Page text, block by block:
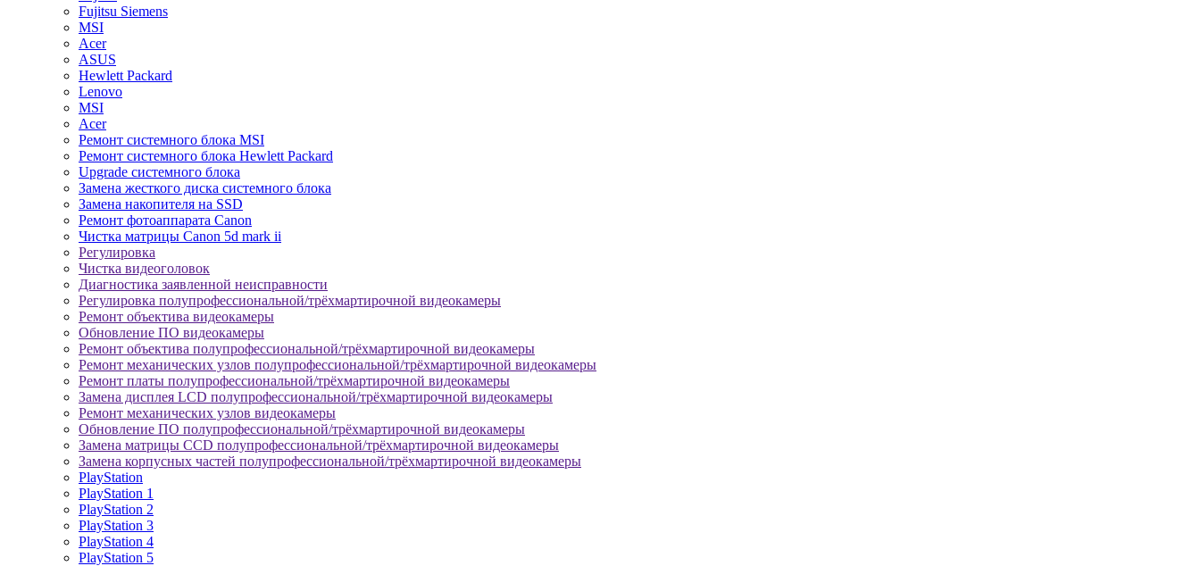
Fujitsu Siemens
MSI
Acer
ASUS
Hewlett Packard
Lenovo
MSI
Acer
Ремонт системного блока MSI
Ремонт системного блока Hewlett Packard
Upgrade системного блока
Замена жесткого диска системного блока
Замена накопителя на SSD
Ремонт фотоаппарата Canon
Чистка матрицы Canon 5d mark ii
Регулировка
Чистка видеоголовок
Диагностика заявленной неисправности
Регулировка полупрофессиональной/трёхмартирочной видеокамеры
Ремонт объектива видеокамеры
Обновление ПО видеокамеры
Ремонт объектива полупрофессиональной/трёхмартирочной видеокамеры
Ремонт механических узлов полупрофессиональной/трёхмартирочной видеокамеры
Ремонт платы полупрофессиональной/трёхмартирочной видеокамеры
Замена дисплея LCD полупрофессиональной/трёхмартирочной видеокамеры
Ремонт механических узлов видеокамеры
Обновление ПО полупрофессиональной/трёхмартирочной видеокамеры
Замена матрицы CCD полупрофессиональной/трёхмартирочной видеокамеры
Замена корпусных частей полупрофессиональной/трёхмартирочной видеокамеры
PlayStation
PlayStation 1
PlayStation 2
PlayStation 3
PlayStation 4
PlayStation 5